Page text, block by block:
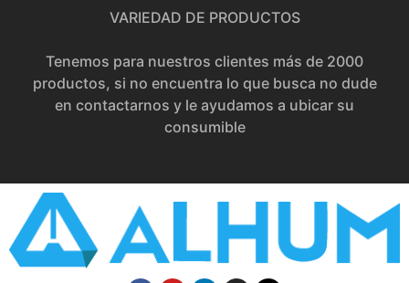
VARIEDAD DE PRODUCTOS
Tenemos para nuestros clientes más de 2000
productos, si no encuentra lo que busca no dude
en contactarnos y le ayudamos a ubicar su
consumible